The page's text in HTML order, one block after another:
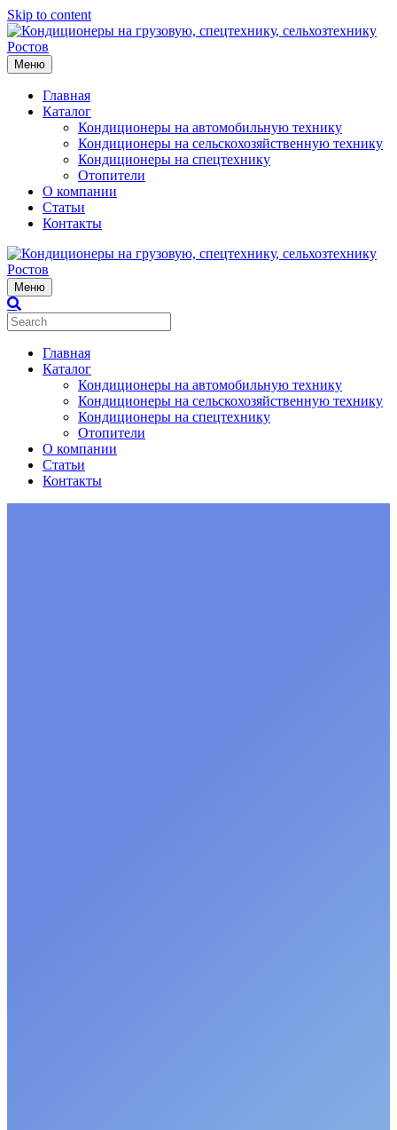
Skip to content
Меню
Главная
Каталог
Кондиционеры на автомобильную технику
Кондиционеры на сельскохозяйственную технику
Кондиционеры на спецтехнику
Отопители
О компании
Статьи
Контакты
Меню
Главная
Каталог
Кондиционеры на автомобильную технику
Кондиционеры на сельскохозяйственную технику
Кондиционеры на спецтехнику
Отопители
О компании
Статьи
Контакты